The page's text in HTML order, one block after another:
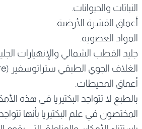
النباتات والحيوانات.
أعماق القشرة الأرضية.
المواد العضوية.
جليد القطب الشمالي والإنهيارات
الغلاف الجوي الطبقي ستراتوسفير (Stratosphere).
أعماق المحيطات.
بالطبع لا تتواجد البكتيريا في هذه
المختصون في علم البكتيريا بأنها